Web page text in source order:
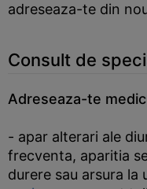
adreseaza-te din
Consult de
Adreseaza-te
- apar alterari ale
frecventa, aparitia
durere sau arsura la